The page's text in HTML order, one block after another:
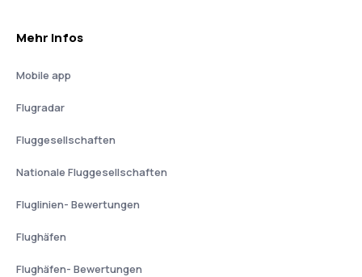
Mehr Infos
Mobile app
Flugradar
Fluggesellschaften
Nationale Fluggesellschaften
Fluglinien- Bewertungen
Flughäfen
Flughäfen- Bewertungen